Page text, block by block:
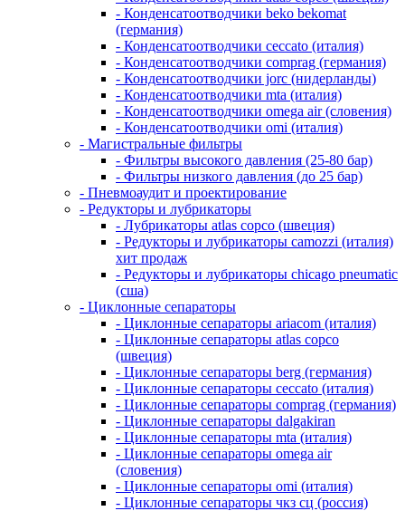
- Конденсатоотводчики beko bekomat
(германия)
- Конденсатоотводчики ceccato (италия)
- Конденсатоотводчики comprag (германия)
- Конденсатоотводчики jorc (нидерланды)
- Конденсатоотводчики mta (италия)
- Конденсатоотводчики omega air (словения)
- Конденсатоотводчики omi (италия)
- Магистральные фильтры
- Фильтры высокого давления (25-80 бар)
- Фильтры низкого давления (до 25 бар)
- Пневмоаудит и проектирование
- Редукторы и лубрикаторы
- Лубрикаторы atlas copco (швеция)
- Редукторы и лубрикаторы camozzi (италия)
хит продаж
- Редукторы и лубрикаторы chicago pneumatic
(сша)
- Циклонные сепараторы
- Циклонные сепараторы ariacom (италия)
- Циклонные сепараторы atlas copco
(швеция)
- Циклонные сепараторы berg (германия)
- Циклонные сепараторы ceccato (италия)
- Циклонные сепараторы comprag (германия)
- Циклонные сепараторы dalgakiran
- Циклонные сепараторы mta (италия)
- Циклонные сепараторы omega air
(словения)
- Циклонные сепараторы omi (италия)
- Циклонные сепараторы чкз сц (россия)